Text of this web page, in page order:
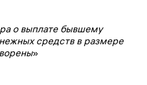
о выплате бывшему
средств в размере
»